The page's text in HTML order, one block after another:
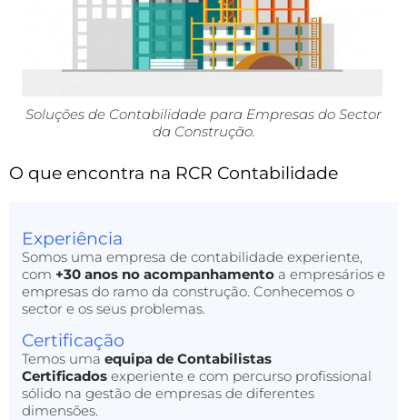
Soluções de Contabilidade para Empresas do Sector
da Construção.
O que encontra na RCR Contabilidade
Experiência
Somos uma empresa de contabilidade experiente,
com +30 anos no acompanhamento a empresários e
empresas do ramo da construção. Conhecemos o
sector e os seus problemas.
Certificação
Temos uma equipa de Contabilistas
Certificados experiente e com percurso profissional
sólido na gestão de empresas de diferentes
dimensões.